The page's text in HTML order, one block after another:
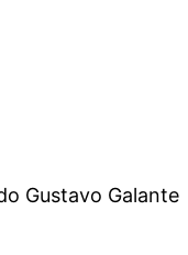
Gustavo Galante